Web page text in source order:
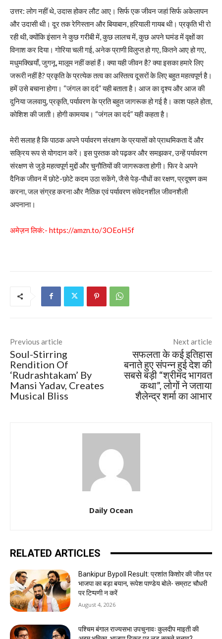
उत्तर: लोग नहीं थे, उदास होकर लौट आए। सिर्फ एक जीवन जहां सिर्फ अकेलापन
और उदासी थी। दूर तक रेगिस्तान और बियाबान, हरियाली गायब थी। प्रकृति भी रो
रही थी, क्योंकि इंसान ने कुछ गरीबी में, कुछ लालच में, कुछ अपने घमंड में वृक्षों का
विनाश कर दिया। गोरिया चली गई, अनेक प्राणी विलुप्त हो गए, कितने आए हो गए,
मधुमक्खियाँ, जुगनू, मालूम नहीं कहां हैं। क्या यही जीवन है? क्या इसका हमारे लिए
जरूरी नहीं है? प्रकृति के प्रत्येक तत्व का अस्तित्व दूसरों के लिए बहुत महत्वपूर्ण है।
हमें उसे बचाना होगा। “जंगल का दर्द” यही बताता है। आज का दृश्य और आज की
दुनिया जलवायु, प्रकृति, पर्यावरण के प्रति बहुत जागरूक हो गई है। काश पहले होता,
कोशिश की जाती। होगी कामयाब। “जंगल का दर्द” यही कहता है।
मेरी सलाह है कि पाठक अपने पर्यावरण संरक्षण के प्रयासों को प्राथमिकता दें और
सक्रिय रूप से योगदान करें। इस पुस्तक को पढ़कर और समझकर, उन्हें पर्यावरण
संरक्षण से जुड़े महत्वपूर्ण मुद्दों और चुनौतियों की जागरूकता होगी। फिर वे अपने
दैनिक जीवन में छोटे-छोटे कदम उठा सकेंगे, जैसे पेड़-पौधों का रक्षण, प्रदूषण कम
करना, जल संग्रह करना और नैतिक एवं पर्यावरण संवेदनशील जीवनशैली
अपनाना।
अमेज़न लिकं:- https://amzn.to/3OEoH5f
Previous article
Soul-Stirring
Rendition Of
‘Rudrashtakam’ By
Mansi Yadav, Creates
Musical Bliss
Next article
सफलता के कई इतिहास
बनाते हुए संपन्न हुई देश की
सबसे बड़ी “श्रीमद भागवत
कथा”, लोगों ने जताया
शैलेन्द्र शर्मा का आभार
Daily Ocean
RELATED ARTICLES
Bankipur Bypoll Result: प्रशांत किशोर की जीत पर
भाजपा का बड़ा बयान, रूपेश पाण्डेय बोले- सम्राट चौधरी
पर टिप्पणी न करें
August 4, 2026
पश्चिम बंगाल राज्यसभा उपचुनावः कुलदीप माइती की